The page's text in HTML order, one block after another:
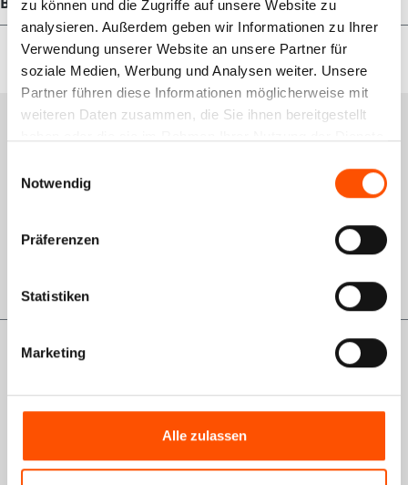
zu können und die Zugriffe auf unsere Website zu
analysieren. Außerdem geben wir Informationen zu Ihrer
Verwendung unserer Website an unsere Partner für
soziale Medien, Werbung und Analysen weiter. Unsere
Partner führen diese Informationen möglicherweise mit
weiteren Daten zusammen, die Sie ihnen bereitgestellt
Notwendig
Präferenzen
Statistiken
Marketing
Alle zulassen
Services
Rückgabe
Informationen
Über uns
Impressum